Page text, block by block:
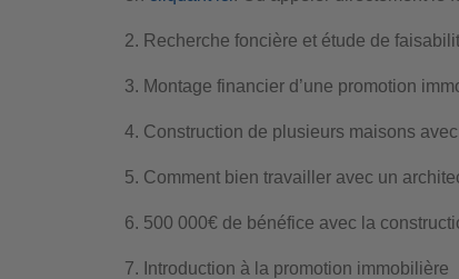
2. Recherche foncière et étude de
3. Montage financier d’une promotion
4. Construction de plusieurs maisons
5. Comment bien travailler avec un
6. 500 000€ de bénéfice avec la
7. Introduction à la promotion immobilière